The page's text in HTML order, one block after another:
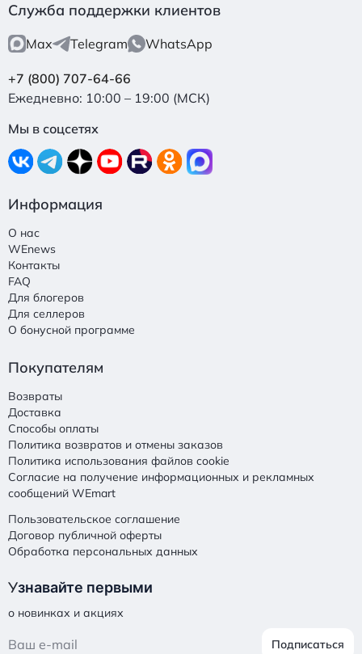
Служба поддержки клиентов
Max Telegram WhatsApp
+7 (800) 707-64-66
Ежедневно: 10:00 – 19:00 (МСК)
Мы в соцсетях
Информация
О нас
WEnews
Контакты
FAQ
Для блогеров
Для селлеров
О бонусной программе
Покупателям
Возвраты
Доставка
Способы оплаты
Политика возвратов и отмены заказов
Политика использования файлов cookie
Согласие на получение информационных и рекламных
сообщений WEmart
Пользовательское соглашение
Договор публичной оферты
Обработка персональных данных
Узнавайте первыми
о новинках и акциях
Подписаться